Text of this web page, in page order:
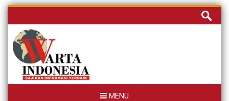
Skip
content
Cari
untuk:
MENU